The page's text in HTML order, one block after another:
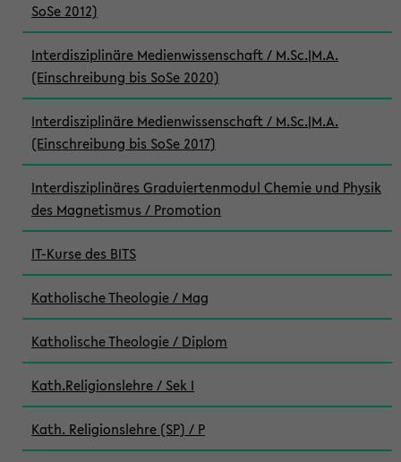
SoSe 2012)
Interdisziplinäre Medienwissenschaft / M.Sc.|M.A.
(Einschreibung bis SoSe 2020)
Interdisziplinäre Medienwissenschaft / M.Sc.|M.A.
(Einschreibung bis SoSe 2017)
Interdisziplinäres Graduiertenmodul Chemie und Physik
des Magnetismus / Promotion
IT-Kurse des BITS
Katholische Theologie / Mag
Katholische Theologie / Diplom
Kath.Religionslehre / Sek I
Kath. Religionslehre (SP) / P